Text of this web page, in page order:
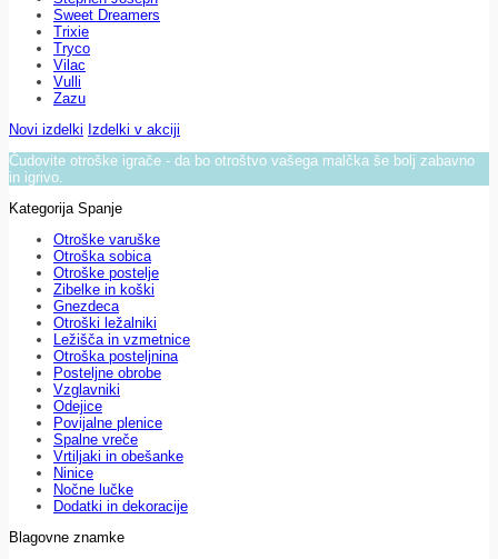
Sweet Dreamers
Trixie
Tryco
Vilac
Vulli
Zazu
Novi izdelki Izdelki v akciji
Čudovite otroške igrače - da bo otroštvo vašega malčka še bolj zabavno
in igrivo.
Kategorija Spanje
Otroške varuške
Otroška sobica
Otroške postelje
Zibelke in koški
Gnezdeca
Otroški ležalniki
Ležišča in vzmetnice
Otroška posteljnina
Posteljne obrobe
Vzglavniki
Odejice
Povijalne plenice
Spalne vreče
Vrtiljaki in obešanke
Ninice
Nočne lučke
Dodatki in dekoracije
Blagovne znamke